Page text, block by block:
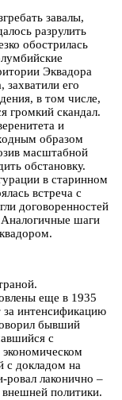
завалы,
разрулить
обострилась
Эквадора
захватили его
в том числе,
громкий скандал.
и
образом
масштабной
обстановку.
в старинном
встреча с
договоренностей
Аналогичные шаги
еще в 1935
за интенсификацию
бывший
с
с докладом на
ровал лаконично –
политики.